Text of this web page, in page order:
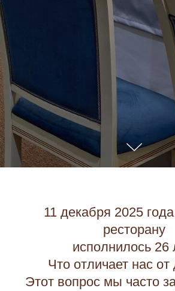
11 декабря 2025
ресторану
исполнилось 26
Что отличает нас от
Этот вопрос мы часто